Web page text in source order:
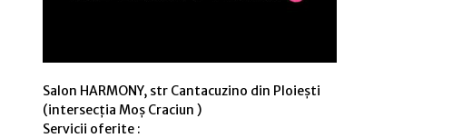
Salon HARMONY, str Cantacuzino din Ploiești
(intersecția Moș Craciun )
Servicii oferite :